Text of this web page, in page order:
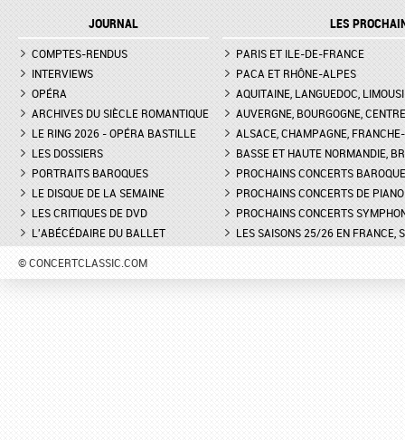
JOURNAL
COMPTES-RENDUS
INTERVIEWS
OPÉRA
ARCHIVES DU SIÈCLE ROMANTIQUE
LE RING 2026 - OPÉRA BASTILLE
LES DOSSIERS
PORTRAITS BAROQUES
LE DISQUE DE LA SEMAINE
LES CRITIQUES DE DVD
L'ABÉCÉDAIRE DU BALLET
LES
PARIS ET ILE-DE-FRANCE
PACA ET RHÔNE-ALPES
AQUITAINE, LANGUEDOC,
AUVERGNE, BOURGOGNE, CENTRE
ALSACE, CHAMPAGNE,
BASSE ET HAUTE NORMANDIE,
PROCHAINS CONCERTS
PROCHAINS CONCERTS DE PIANO
PROCHAINS CONCERTS
LES SAISONS 25/26 EN FRANCE,
© CONCERTCLASSIC.COM